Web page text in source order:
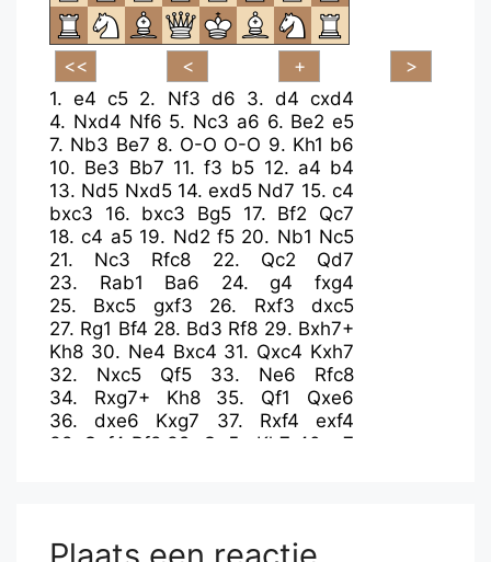
1.e4 c5 2. Nf3 d6 3. d4 cxd4
4. Nxd4 Nf6 5. Nc3 a6 6. Be2 e5
7. Nb3 Be7 8. O-O O-O 9. Kh1 b6
10. Be3 Bb7 11. f3 b5 12. a4 b4
13. Nd5 Nxd5 14.exd5 Nd7 15.c4
bxc3
16. bxc3 Bg5 17. Bf2
Qc7
18.c4 a5 19. Nd2 f5 20. Nb1 Nc5
21. Nc3 Rfc8 22. Qc2
Qd7
23. Rab1 Ba6 24.g4
fxg4
25. Bxc5 gxf3 26. Rxf3
dxc5
27. Rg1 Bf4 28. Bd3 Rf8 29. Bxh7+
Kh8 30. Ne4 Bxc4 31. Qxc4 Kxh7
32. Nxc5 Qf5 33. Ne6
Rfc8
34. Rxg7+ Kh8 35. Qf1
Qxe6
36.dxe6 Kxg7 37. Rxf4
exf4
38.
Qxf4 Rf8 39. Qg5+ Kh7 40.
e7